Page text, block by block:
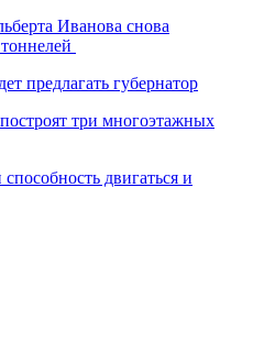
Иванова снова
предлагать губернатор
три многоэтажных
двигаться и